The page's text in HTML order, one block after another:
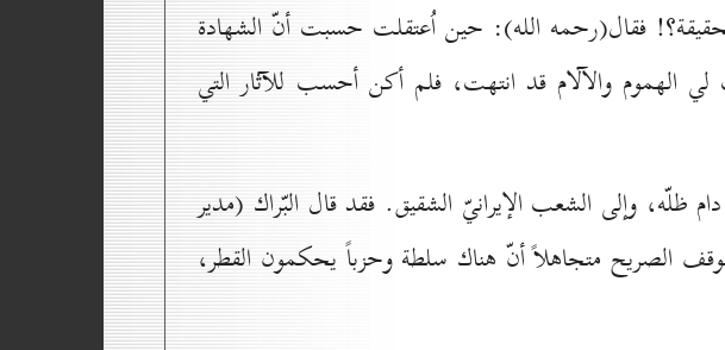
فقال(رحمه الله): حين اُعتقلت حسبت أنّ الشهادة
الهموم والآلام قد انتهت، فلم أكن أحسب للآثار التي
ظلّه، وإلى الشعب الإيرانيّ الشقيق. فقد قال البّراك (مدير
الصريح متجاهلاً أنّ هناك سلطة وحزباً يحكمون القطر،